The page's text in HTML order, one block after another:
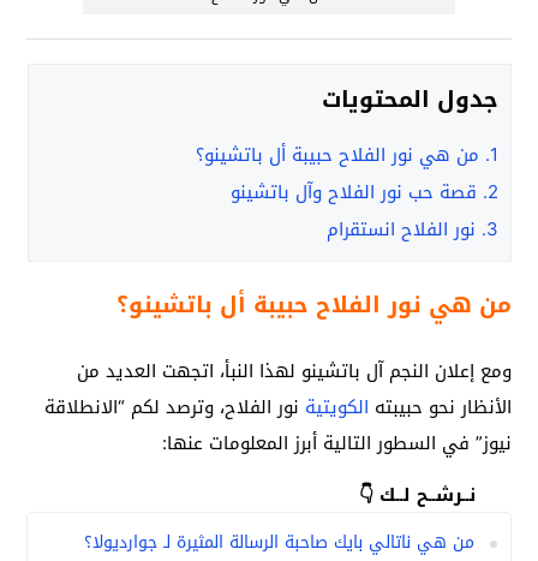
جدول المحتويات
1. من هي نور الفلاح حبيبة أل باتشينو؟
2. قصة حب نور الفلاح وآل باتشينو
3. نور الفلاح انستقرام
من هي نور الفلاح حبيبة أل باتشينو؟
ومع إعلان النجم آل باتشينو لهذا النبأ، اتجهت العديد من
الأنظار نحو حبيبته الكويتية نور الفلاح، وترصد لكم “الانطلاقة
نيوز” في السطور التالية أبرز المعلومات عنها:
نــرشــح لــك 👇
من هي ناتالي بايك صاحبة الرسالة المثيرة لـ جوارديولا؟